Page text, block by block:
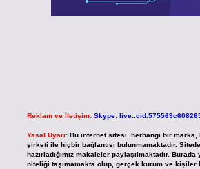
Reklam ve İletişim: Skype:
Yasal Uyarı: Bu internet sitesi, herhangi bir marka,
şirketi ile hiçbir bağlantısı bulunmamaktadır.
hazırladığımız makaleler paylaşılmaktadır.
niteliği taşımamakta olup, gerçek kurum ve kişiler